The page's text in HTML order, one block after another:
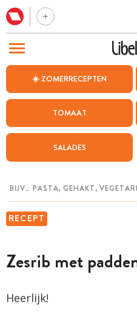
☀️ ZOMERRECEPTEN
TOMAAT
SALADES
RECEPT
Zesrib met
Heerlijk!
BEZOEK ONZE ANDERE WEBSITES
WEEKMENU
CHAT MET MAIA
MIJN BEWAARDE RECEPTEN